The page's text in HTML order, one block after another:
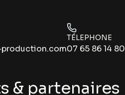
production.com
TÉLEPHONE
07 65 86 14 80
& partenaires